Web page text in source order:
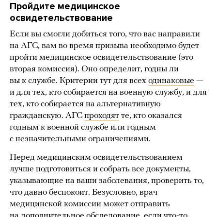
Пройдите медицинское
освидетельствование
Если вы смогли добиться того, что вас направили
на АГС, вам во время призыва необходимо будет
пройти медицинское освидетельствование (это
вторая комиссия). Оно определит, годны ли
вы к службе. Критерии тут для всех одинаковые —
и для тех, кто собирается на военную службу, и для
тех, кто собирается на альтернативную
гражданскую. АГС проходят те, кто оказался
годным к военной службе или годным
с незначительными ограничениями.
Перед медицинским освидетельствованием
лучше подготовиться и собрать все документы,
указывающие на ваши заболевания, проверить то,
что давно беспокоит. Безусловно, врач
медицинской комиссии может отправить